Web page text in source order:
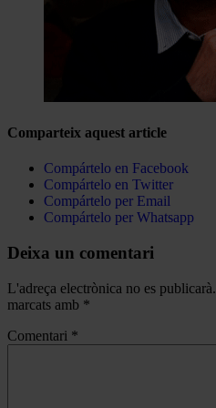
Comparteix aquest article
Compártelo en Facebook
Compártelo en Twitter
Compártelo per Email
Compártelo per Whatsapp
Deixa un comentari
L'adreça electrònica no es publicarà.
marcats amb *
Comentari *